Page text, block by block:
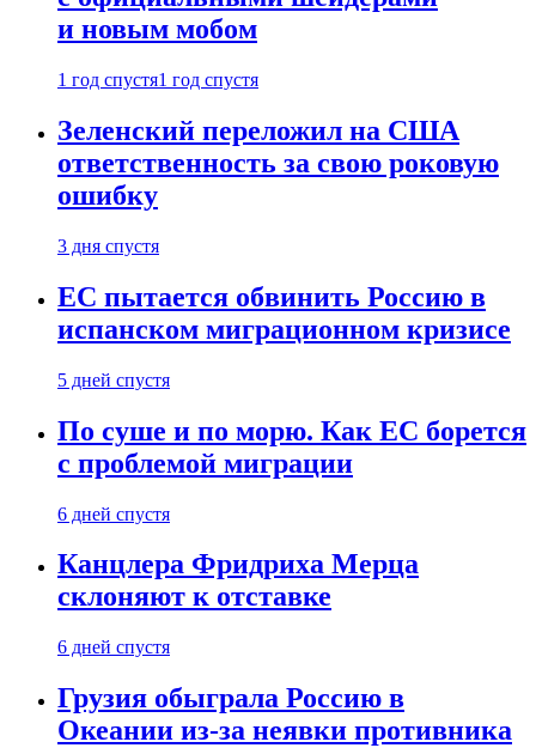
и новым мобом
1 год спустя1 год спустя
Зеленский переложил на США
ответственность за свою роковую
ошибку
3 дня спустя
ЕС пытается обвинить Россию в
испанском миграционном кризисе
5 дней спустя
По суше и по морю. Как ЕС борется
с проблемой миграции
6 дней спустя
Канцлера Фридриха Мерца
склоняют к отставке
6 дней спустя
Грузия обыграла Россию в
Океании из-за неявки противника